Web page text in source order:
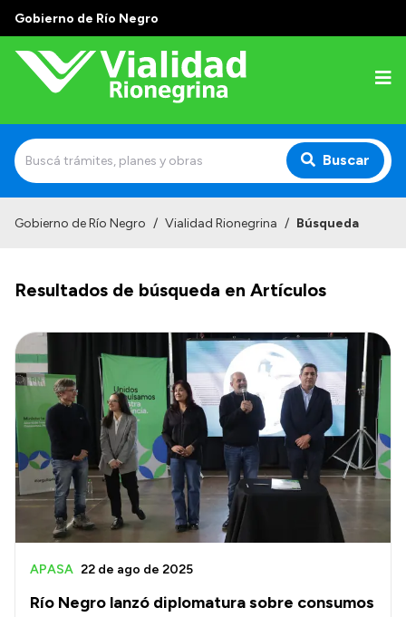
Gobierno de Río Negro
Buscar
Funciones
Autoridades
Delegaciones
Normativa
Historia Vial
Mi Vial
Recibos de sueldo
Correo oficial
Gobierno de Río Negro / Vialidad Rionegrina / Búsqueda
Resultados de búsqueda en Artículos
Río Negro lanzó diplomatura sobre consumos
APASA 22 de ago de 2025